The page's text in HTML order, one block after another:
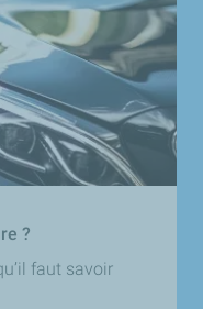
?
faut savoir